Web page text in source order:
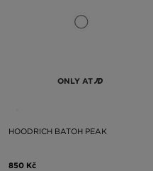
ONLY AT
HOODRICH BATOH PEAK
850 Kč